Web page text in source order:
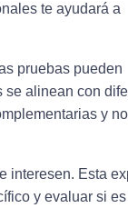
te ayudará a
pruebas pueden
se alinean con
y
interesen. Esta
y evaluar si